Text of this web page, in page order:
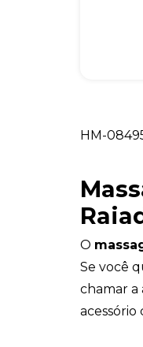
HM-
O
Se você
chamar a
acessório